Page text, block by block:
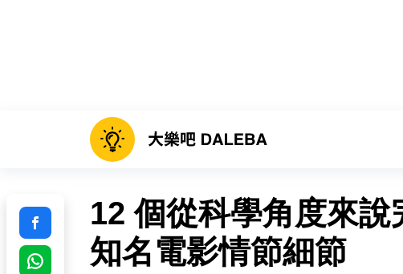
12 個從科學角度來
知名電影情節細節